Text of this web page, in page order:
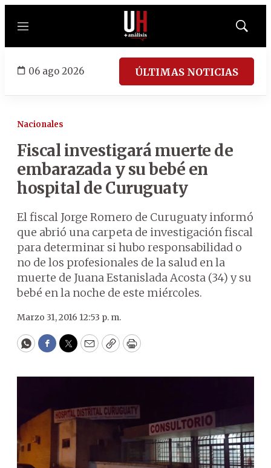
Menú
Mostrar
06 ago 2026 ÚLTIMAS NOTICIAS
Nacionales
Fiscal investigará muerte de
embarazada y su bebé en
hospital de Curuguaty
El fiscal Jorge Romero de Curuguaty informó
que abrió una carpeta de investigación fiscal
para determinar si hubo responsabilidad o
no de los profesionales de la salud en la
muerte de Juana Estanislada Acosta (34) y su
bebé en la noche de este miércoles.
Marzo 31, 2016 12:53 p. m.
WhatsApp
Facebook
Twitter
EmailCopyPrint